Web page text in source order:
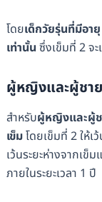
โดยเด็กวัยรุ่นที่มีอา
เท่านั้น ซึ่งเข็มที่ 2 จ
ผู้หญิงและผู้ชา
สำหรับผู้หญิงและผู้ช
เข็มโดยเข็มที่ 2 ให้เ
เว้นระยะห่างจากเข็
ภายในระยะเวลา 1 ปี